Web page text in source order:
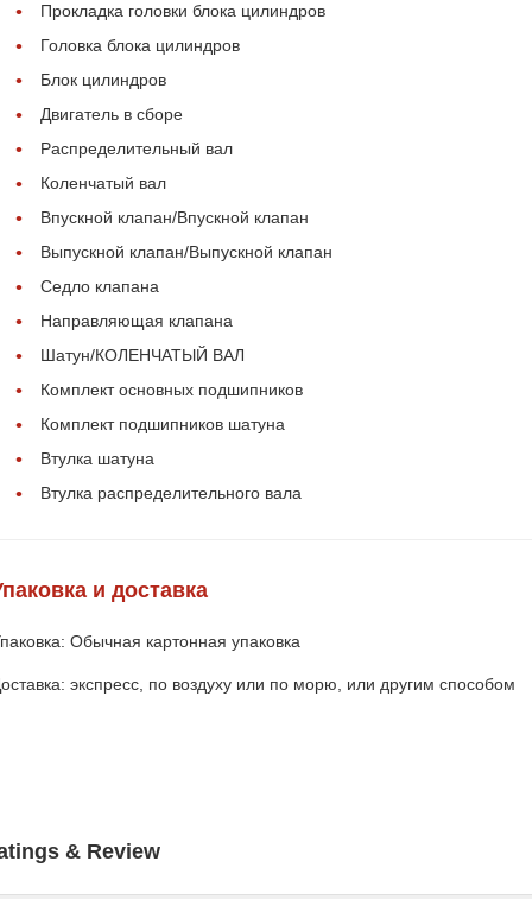
Прокладка головки блока цилиндров
Головка блока цилиндров
Блок цилиндров
Двигатель в сборе
Распределительный вал
Коленчатый вал
Впускной клапан/Впускной клапан
Выпускной клапан/Выпускной клапан
Седло клапана
Направляющая клапана
Шатун/КОЛЕНЧАТЫЙ ВАЛ
Комплект основных подшипников
Комплект подшипников шатуна
Втулка шатуна
Втулка распределительного вала
и доставка
Обычная картонная упаковка
экспресс, по воздуху или по морю, или другим способом
& Review